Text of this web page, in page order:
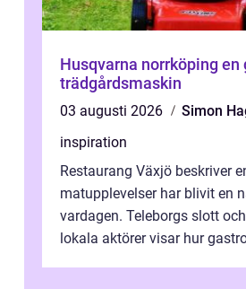
Husqvarna norrköping en guide till rätt
trädgårdsmaskin
03 augusti 2026
Simon
inspiration
Restaurang Växjö beskriver
matupplevelser har blivit en
vardagen. Teleborgs slott
lokala aktörer visar hur